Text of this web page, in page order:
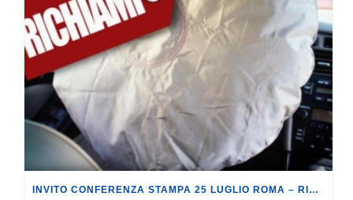
INVITO CONFERENZA STAMPA 25 LUGLIO ROMA – RICHIAMI AIRBAG: L’ODISSEA DEGLI AUTOMOBILISTI COINVOLTI, TRA L’IMPOSSIBILITÀ DI UTILIZZARE L’AUTO E I RISARCIMENTI NEGATI.